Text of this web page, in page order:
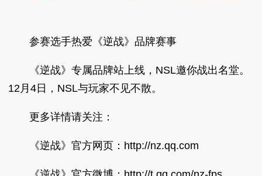
参赛选手热爱《逆战》品牌赛事
《逆战》专属品牌站上线，NSL邀你战出名堂。
12月4日，NSL与玩家不见不散。
更多详情请关注：
《逆战》官方网页：http://nz.qq.com